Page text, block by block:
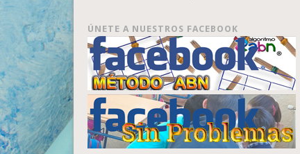
ÚNETE A NUESTROS FACEBOOK